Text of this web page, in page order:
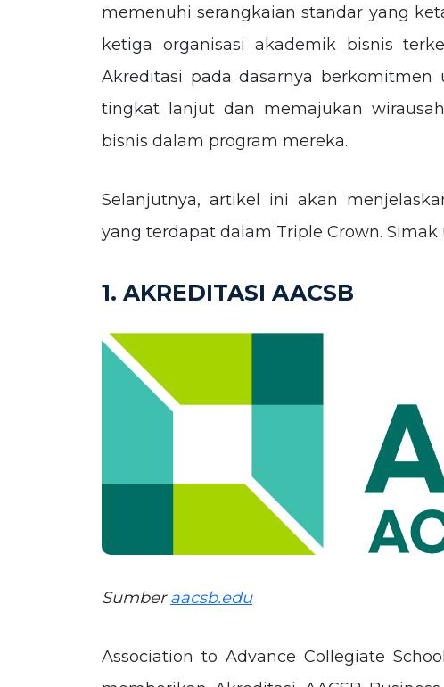
memenuhi serangkaian standar yang
ketiga organisasi akademik bisnis
Akreditasi pada dasarnya
tingkat lanjut dan memajukan
bisnis dalam program mereka.
Selanjutnya, artikel ini akan
yang terdapat dalam Triple Crown.
1. AKREDITASI AACSB
Sumberaacsb.edu
Association to Advance Collegiate